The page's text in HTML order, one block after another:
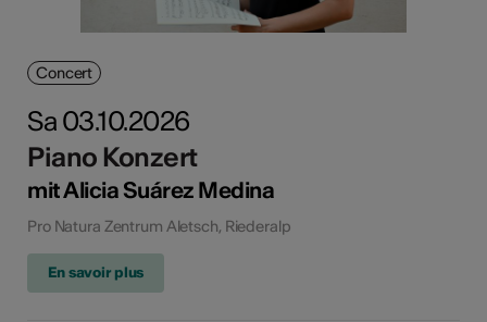
Concert
Sa 03.10.2026
Piano Konzert
mit Alicia Suárez Medina
Pro Natura Zentrum Aletsch, Riederalp
En savoir plus